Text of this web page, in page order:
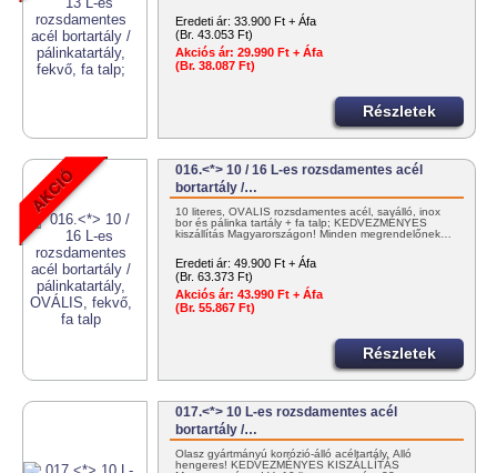
Eredeti ár: 33.900 Ft + Áfa
(Br. 43.053 Ft)
Akciós ár: 29.990 Ft + Áfa
(Br. 38.087 Ft)
Részletek
016.<*> 10 / 16 L-es rozsdamentes acél
bortartály /…
10 literes, OVÁLIS rozsdamentes acél, saválló, inox
bor és pálinka tartály + fa talp; KEDVEZMÉNYES
kiszállítás Magyarországon! Minden megrendelőnek…
Eredeti ár: 49.900 Ft + Áfa
(Br. 63.373 Ft)
Akciós ár: 43.990 Ft + Áfa
(Br. 55.867 Ft)
Részletek
017.<*> 10 L-es rozsdamentes acél
bortartály /…
Olasz gyártmányú korrózió-álló acéltartály. Álló
hengeres! KEDVEZMÉNYES KISZÁLLÍTÁS